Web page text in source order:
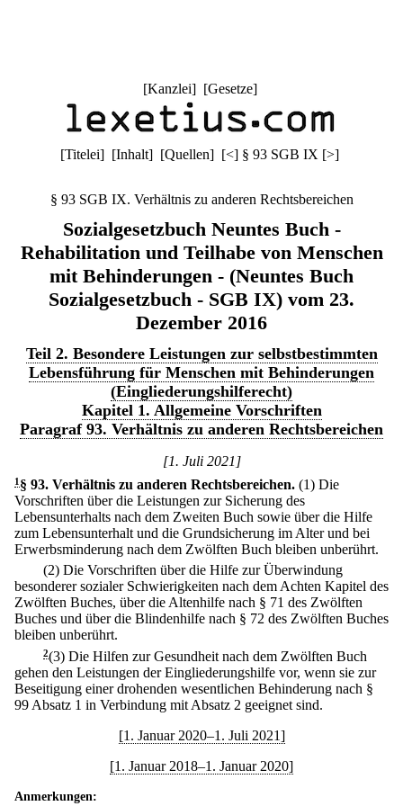
[Kanzlei] [Gesetze]
[Titelei] [Inhalt] [Quellen] [<] § 93 SGB IX [>]
§ 93 SGB IX. Verhältnis zu anderen Rechtsbereichen
Sozialgesetzbuch Neuntes Buch -
Rehabilitation und Teilhabe von Menschen
mit Behinderungen - (Neuntes Buch
Sozialgesetzbuch - SGB IX) vom 23.
Dezember 2016
Teil 2. Besondere Leistungen zur selbstbestimmten
Lebensführung für Menschen mit Behinderungen
(Eingliederungshilferecht)
Kapitel 1. Allgemeine Vorschriften
Paragraf 93. Verhältnis zu anderen Rechtsbereichen
[1. Juli 2021]
1 § 93. Verhältnis zu anderen Rechtsbereichen. (1) Die
Vorschriften über die Leistungen zur Sicherung des
Lebensunterhalts nach dem Zweiten Buch sowie über die Hilfe
zum Lebensunterhalt und die Grundsicherung im Alter und bei
Erwerbsminderung nach dem Zwölften Buch bleiben unberührt.
(2) Die Vorschriften über die Hilfe zur Überwindung
besonderer sozialer Schwierigkeiten nach dem Achten Kapitel des
Zwölften Buches, über die Altenhilfe nach § 71 des Zwölften
Buches und über die Blindenhilfe nach § 72 des Zwölften Buches
bleiben unberührt.
2(3) Die Hilfen zur Gesundheit nach dem Zwölften Buch
gehen den Leistungen der Eingliederungshilfe vor, wenn sie zur
Beseitigung einer drohenden wesentlichen Behinderung nach §
99 Absatz 1 in Verbindung mit Absatz 2 geeignet sind.
[1. Januar 2020–1. Juli 2021]
[1. Januar 2018–1. Januar 2020]
Anmerkungen: